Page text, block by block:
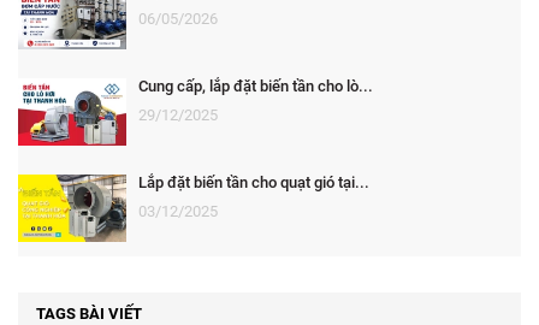
06/05/2026
Cung cấp, lắp đặt biến tần cho lò...
29/12/2025
Lắp đặt biến tần cho quạt gió tại...
03/12/2025
TAGS BÀI VIẾT